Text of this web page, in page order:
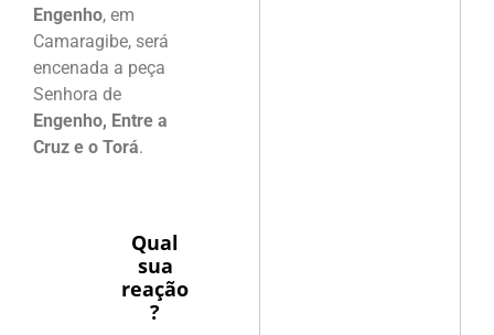
Engenho, em
Camaragibe, será
encenada a peça
Senhora de
Engenho, Entre a
Cruz e o Torá.
Qual
sua
reação
?